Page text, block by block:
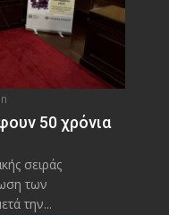
50 χρόνια
σειράς
των
την...